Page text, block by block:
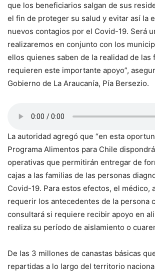
que los beneficiarios salgan de sus
el fin de proteger su salud y evitar así la
nuevos contagios por el Covid-19. Será
realizaremos en conjunto con los
ellos quienes saben de la realidad de las
requieren este importante apoyo”,
Gobierno de La Araucanía, Pía Bersezio.
La autoridad agregó que “en esta
Programa Alimentos para Chile
operativas que permitirán entregar de
cajas a las familias de las personas
Covid-19. Para estos efectos, el médico,
requerir los antecedentes de la persona
consultará si requiere recibir apoyo en
realiza su período de aislamiento o
De las 3 millones de canastas básicas
repartidas a lo largo del territorio